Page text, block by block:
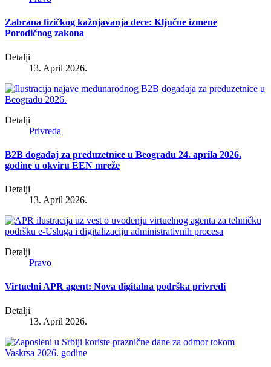
Zabrana fizičkog kažnjavanja dece: Ključne izmene
Porodičnog zakona
Detalji
13. April 2026.
Detalji
Privreda
B2B događaj za preduzetnice u Beogradu 24. aprila 2026.
godine u okviru EEN mreže
Detalji
13. April 2026.
Detalji
Pravo
Virtuelni APR agent: Nova digitalna podrška privredi
Detalji
13. April 2026.